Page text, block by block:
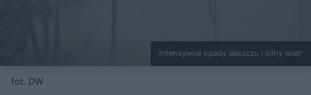
Intensywne opady deszczu i silny wiatr
fot. DW